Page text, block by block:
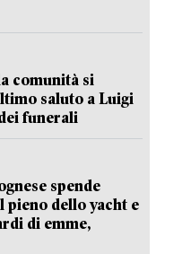
comunità si
saluto a Luigi
funerali
spende
pieno dello yacht e
di emme,